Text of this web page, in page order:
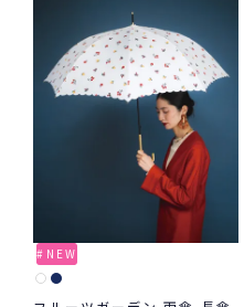
NEW